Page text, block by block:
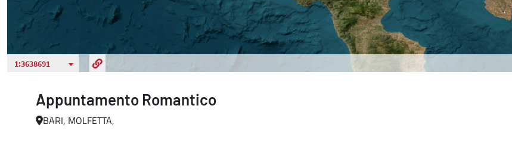
Appuntamento Romantico
BARI, MOLFETTA,